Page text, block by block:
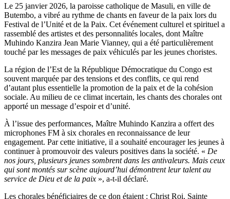
time
Le 25 janvier 2026, la paroisse catholique de Masuli, en ville de
Butembo, a vibré au rythme de chants en faveur de la paix lors du
Festival de l’Unité et de la Paix. Cet événement culturel et spirituel a
rassemblé des artistes et des personnalités locales, dont Maître
Muhindo Kanzira Jean Marie Vianney, qui a été particulièrement
touché par les messages de paix véhiculés par les jeunes choristes.
La région de l’Est de la République Démocratique du Congo est
souvent marquée par des tensions et des conflits, ce qui rend
d’autant plus essentielle la promotion de la paix et de la cohésion
sociale. Au milieu de ce climat incertain, les chants des chorales ont
apporté un message d’espoir et d’unité.
À l’issue des performances, Maître Muhindo Kanzira a offert des
microphones FM à six chorales en reconnaissance de leur
engagement. Par cette initiative, il a souhaité encourager les jeunes à
continuer à promouvoir des valeurs positives dans la société. « De
nos jours, plusieurs jeunes sombrent dans les antivaleurs. Mais ceux
qui sont montés sur scène aujourd’hui démontrent leur talent au
service de Dieu et de la paix », a-t-il déclaré.
Les chorales bénéficiaires de ce don étaient : Christ Roi, Sainte